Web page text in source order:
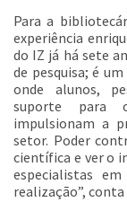
Para a
experiência
do IZ já há sete
de pesquisa; é
onde alunos,
suporte para
impulsionam a
setor. Poder
científica e ver o
especialistas
realização”, conta